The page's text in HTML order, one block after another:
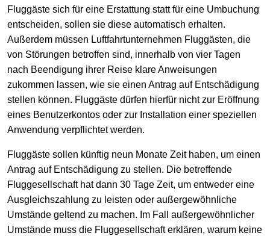
Fluggäste sich für eine Erstattung statt für eine Umbuchung
entscheiden, sollen sie diese automatisch erhalten.
Außerdem müssen Luftfahrtunternehmen Fluggästen, die
von Störungen betroffen sind, innerhalb von vier Tagen
nach Beendigung ihrer Reise klare Anweisungen
zukommen lassen, wie sie einen Antrag auf Entschädigung
stellen können. Fluggäste dürfen hierfür nicht zur Eröffnung
eines Benutzerkontos oder zur Installation einer speziellen
Anwendung verpflichtet werden.
Fluggäste sollen künftig neun Monate Zeit haben, um einen
Antrag auf Entschädigung zu stellen. Die betreffende
Fluggesellschaft hat dann 30 Tage Zeit, um entweder eine
Ausgleichszahlung zu leisten oder außergewöhnliche
Umstände geltend zu machen. Im Fall außergewöhnlicher
Umstände muss die Fluggesellschaft erklären, warum keine